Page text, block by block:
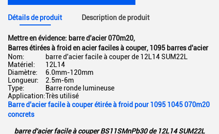
Détails de produit Description de produit
Mettre en évidence: barre d'acier 070m20,
Barres étirées à froid en acier faciles à couper, 1095 barres d'acier
Nom:
barre d'acier facile à couper de 12L14 SUM22L
Matériel:
12L14
Diamètre:
6.0mm-120mm
Longueur:
2.5m-6m
Type:
Barre ronde lumineuse
Application:Très utilisé
Barre d'acier facile à couper étirée à froid pour 1095 1045 070m20
concrets
barre d'acier facile à couper BS11SMnPb30 de 12L14 SUM22L